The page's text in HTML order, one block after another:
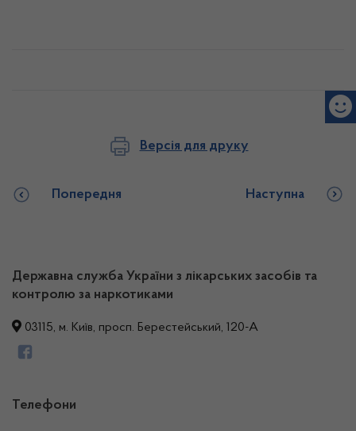
Версія для друку
Попередня Наступна
Державна служба України з лікарських засобів та
контролю за наркотиками
03115, м. Київ, просп. Берестейський, 120-А
Телефони